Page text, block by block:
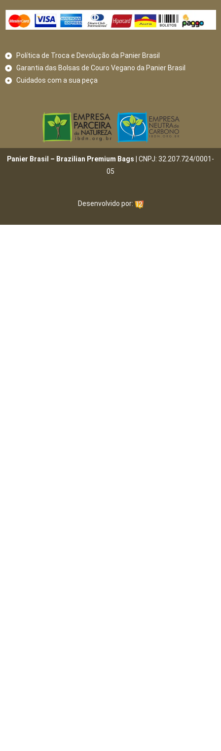
Política de Troca e Devolução da Panier Brasil
Garantia das Bolsas de Couro Vegano da Panier Brasil
Cuidados com a sua peça
Panier Brasil – Brazilian Premium Bags | CNPJ: 32.207.724/0001-
05
Desenvolvido por: